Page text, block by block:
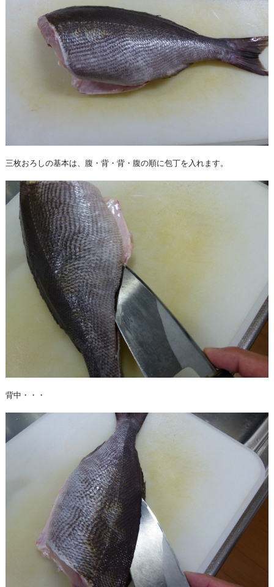
三枚おろしの基本は、腹・背・背・腹の順に包丁を入れます。
背中・・・